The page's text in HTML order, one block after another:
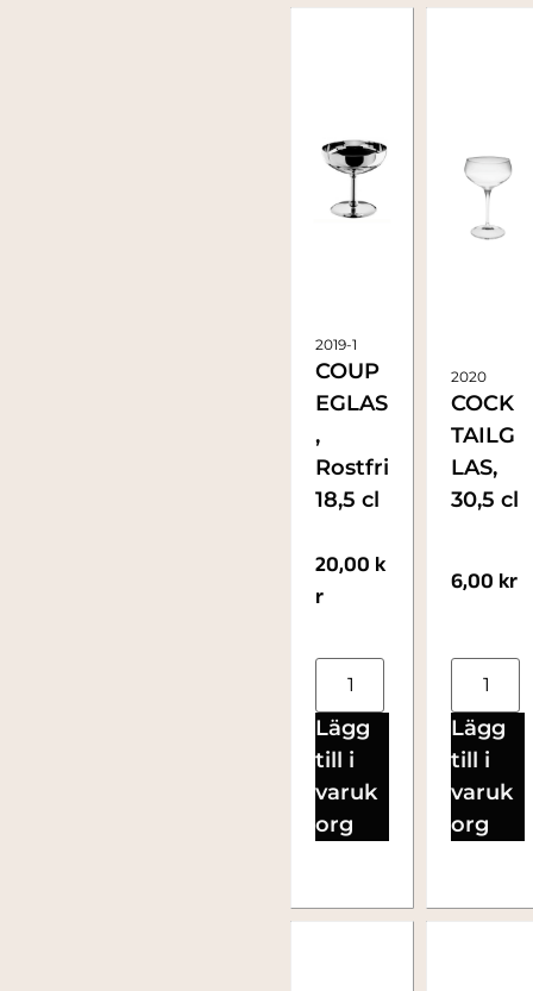
2019-1
COUP
EGLAS
,
Rostfri
18,5 cl
20,00 k
r
Lägg
till i
varuk
org
2020
COCK
TAILG
LAS,
30,5 cl
6,00 kr
Lägg
till i
varuk
org